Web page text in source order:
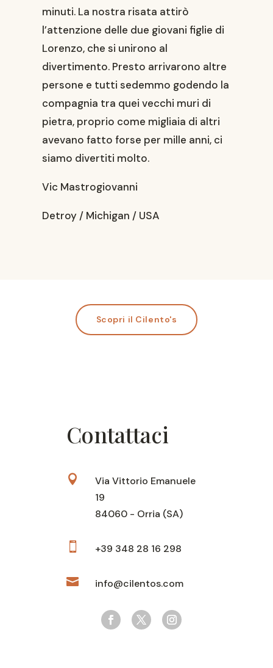
minuti. La nostra risata attirò
l’attenzione delle due giovani figlie di
Lorenzo, che si unirono al
divertimento. Presto arrivarono altre
persone e tutti sedemmo godendo la
compagnia tra quei vecchi muri di
pietra, proprio come migliaia di altri
avevano fatto forse per mille anni, ci
siamo divertiti molto.
Vic Mastrogiovanni
Detroy / Michigan / USA
Scopri il Cilento's
Contattaci

Via Vittorio Emanuele
19
84060 - Orria (SA)
 +39 348 28 16 298
 info@cilentos.com